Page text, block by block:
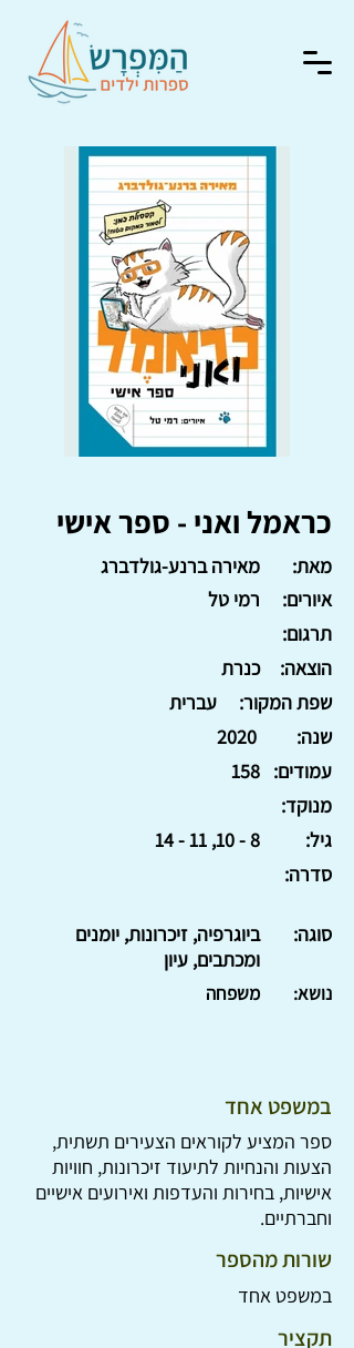
כראמל ואני - ספר אישי
מאירה ברנע-גולדברג
מאת:
רמי טל
איורים:
תרגום:
כנרת
הוצאה:
עברית
שפת המקור:
2020
שנה:
158 עמודים:
מנוקד:
8 - 10, 11 - 14
גיל:
סדרה:
ביוגרפיה, זיכרונות, יומנים
ומכתבים, עיון
סוגה:
משפחה נושא:
במשפט אחד
ספר המציע לקוראים הצעירים תשתית,
הצעות והנחיות לתיעוד זיכרונות, חוויות
אישיות, בחירות והעדפות ואירועים אישיים
וחברתיים.
שורות מהספר
במשפט אחד
תקציר